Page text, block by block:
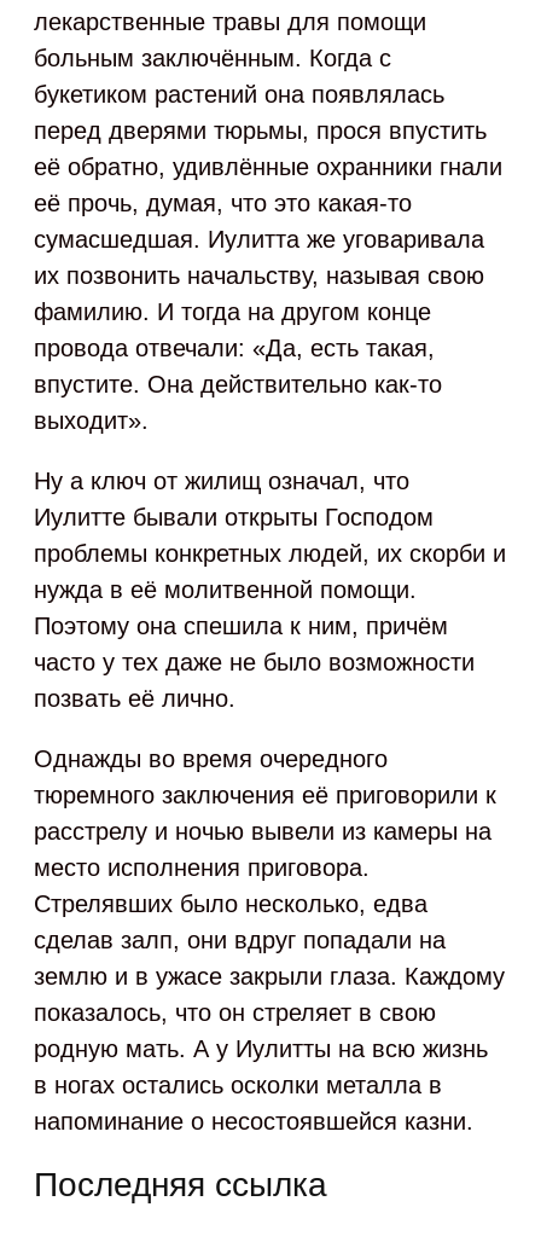
лекарственные травы для помощи
больным заключённым. Когда с
букетиком растений она появлялась
перед дверями тюрьмы, прося впустить
её обратно, удивлённые охранники гнали
её прочь, думая, что это какая‑то
сумасшедшая. Иулитта же уговаривала
их позвонить начальству, называя свою
фамилию. И тогда на другом конце
провода отвечали: «Да, есть такая,
впустите. Она действительно как‑то
выходит».
Ну а ключ от жилищ означал, что
Иулитте бывали открыты Господом
проблемы конкретных людей, их скорби и
нужда в её молитвенной помощи.
Поэтому она спешила к ним, причём
часто у тех даже не было возможности
позвать её лично.
Однажды во время очередного
тюремного заключения её приговорили к
расстрелу и ночью вывели из камеры на
место исполнения приговора.
Стрелявших было несколько, едва
сделав залп, они вдруг попадали на
землю и в ужасе закрыли глаза. Каждому
показалось, что он стреляет в свою
родную мать. А у Иулитты на всю жизнь
в ногах остались осколки металла в
напоминание о несостоявшейся казни.
Последняя ссылка